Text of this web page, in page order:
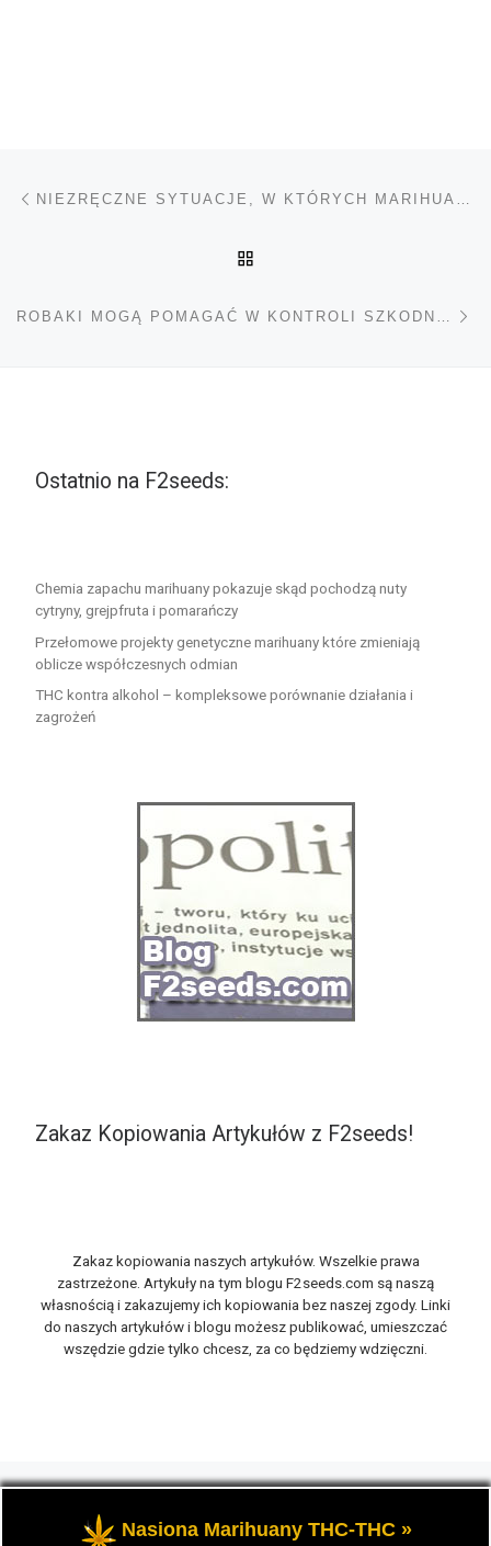
Nawigacja wpisu
Ostatnio na F2seeds:
Chemia zapachu marihuany pokazuje skąd pochodzą nuty
cytryny, grejpfruta i pomarańczy
Przełomowe projekty genetyczne marihuany które zmieniają
oblicze współczesnych odmian
THC kontra alkohol – kompleksowe porównanie działania i
zagrożeń
Zakaz Kopiowania Artykułów z F2seeds!
Zakaz kopiowania naszych artykułów. Wszelkie prawa
zastrzeżone. Artykuły na tym blogu F2seeds.com są naszą
własnością i zakazujemy ich kopiowania bez naszej zgody. Linki
do naszych artykułów i blogu możesz publikować, umieszczać
wszędzie gdzie tylko chcesz, za co będziemy wdzięczni.
Opowiemy Ci na naszym blogu F2seeds o marihuanie i
konopiach, zwanych roślinami cannabis THC oraz CBD.
Nasiona Marihuany THC-THC »